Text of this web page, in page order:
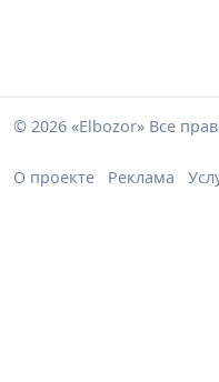
© 2026 «Elbozor» Все
О проекте Реклама